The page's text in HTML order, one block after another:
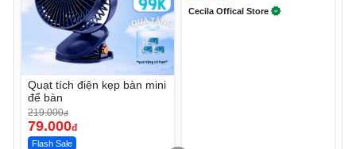
Quạt tích điện kẹp bàn mini
để bàn
219.000đ
79.000đ
Flash Sale
Cecila Offical Store